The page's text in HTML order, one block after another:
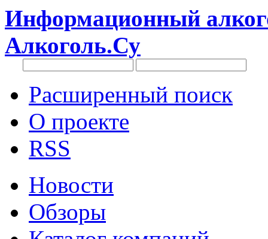
Информационный
Алкоголь.Су
Расширенный поиск
О проекте
RSS
Новости
Обзоры